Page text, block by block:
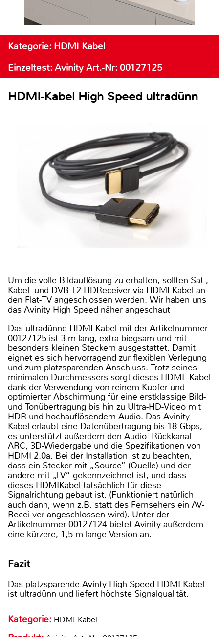
Kategorie: HDMI Kabel
Einzeltest: Avinity Art.-Nr: 00127125
HDMI-Kabel High Speed ultradünn
Um die volle Bildauflösung zu erhalten, sollten Sat-,
Kabel- und DVB-T2 HDReceiver via HDMI-Kabel an
den Flat-TV angeschlossen werden. Wir haben uns
das Avinity High Speed näher angeschaut
Das ultradünne HDMI-Kabel mit der Artikelnummer
00127125 ist 3 m lang, extra biegsam und mit
besonders kleinen Steckern ausgestattet. Damit
eignet es sich hervorragend zur flexiblen Verlegung
und zum platzsparenden Anschluss. Trotz seines
minimalen Durchmessers sorgt dieses HDMI- Kabel
dank der Verwendung von reinem Kupfer und
optimierter Abschirmung für eine erstklassige Bild-
und Tonübertragung bis hin zu Ultra-HD-Video mit
HDR und hochauflösendem Audio. Das Avinity-
Kabel erlaubt eine Datenübertragung bis 18 Gbps,
es unterstützt außerdem den Audio- Rückkanal
ARC, 3D-Wiedergabe und die Spezifikationen von
HDMI 2.0a. Bei der Installation ist zu beachten,
dass ein Stecker mit „Source“ (Quelle) und der
andere mit „TV“ gekennzeichnet ist, und dass
dieses HDMIKabel tatsächlich für diese
Signalrichtung gebaut ist. (Funktioniert natürlich
auch dann, wenn z.B. statt des Fernsehers ein AV-
Recei ver angeschlossen wird). Unter der
Artikelnummer 00127124 bietet Avinity außerdem
eine kürzere, 1,5 m lange Version an.
Fazit
Das platzsparende Avinty High Speed-HDMI-Kabel
ist ultradünn und liefert höchste Signalqualität.
Kategorie: HDMI Kabel